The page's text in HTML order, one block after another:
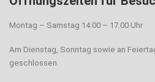
Montag – Samstag 14.00 – 17.00 Uhr
Am Dienstag, Sonntag sowie an
geschlossen.